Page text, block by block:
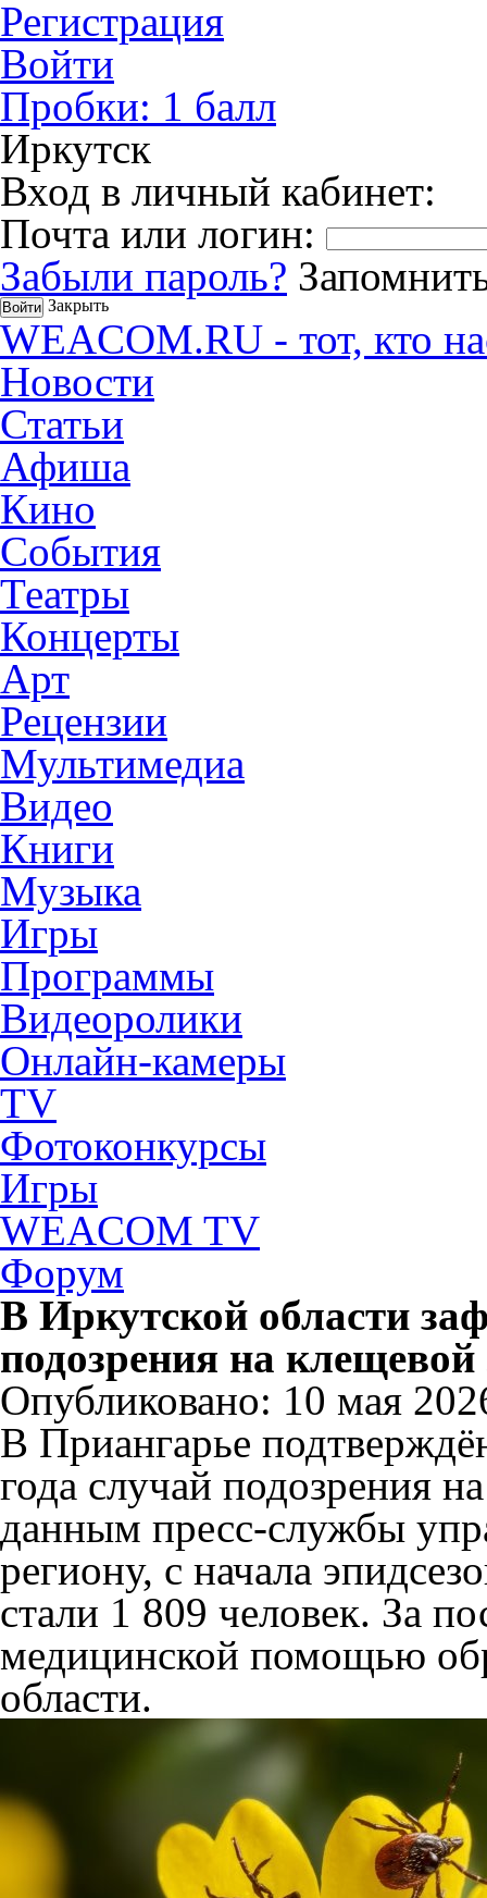
Регистрация
Войти
Пробки: 1 балл
Иркутск
Вход в личный кабинет:
Почта или логин:
Забыли пароль?
Закрыть
WEACOM.RU - тот, кто
Новости
Статьи
Афиша
Кино
События
Театры
Концерты
Арт
Рецензии
Мультимедиа
Видео
Книги
Музыка
Игры
Программы
Видеоролики
Онлайн-камеры
TV
Фотоконкурсы
Игры
WEACOM TV
Форум
В Иркутской области
подозрения на клещевой
Опубликовано: 10 мая
В Приангарье
года случай подозрения
данным пресс-службы
региону, с начала
стали 1 809 человек. За
медицинской помощью
области.